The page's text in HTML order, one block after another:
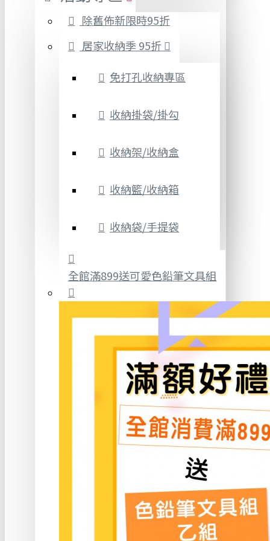
除舊佈新限時95折
居家收納季 95折
免打孔收納專區
收納掛袋/掛勾
收納架/收納盒
收納籃/收納箱
收納袋/手提袋
全館滿899送可愛色鉛筆文具組